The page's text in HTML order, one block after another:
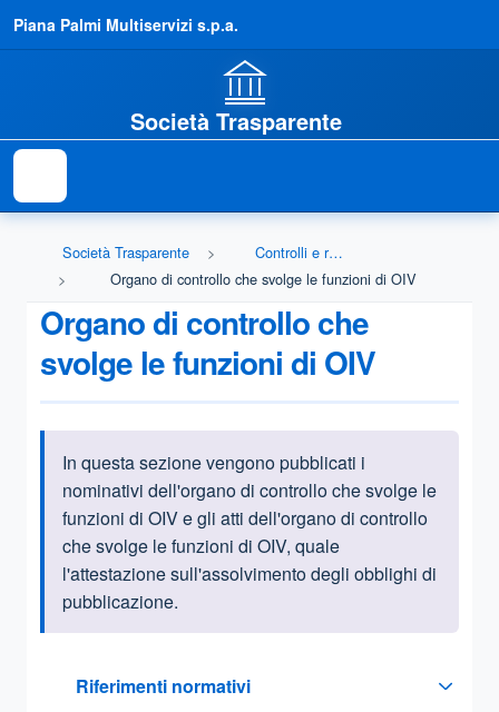
Piana Palmi Multiservizi s.p.a.
Società Trasparente
Società Trasparente
Controlli e rilievi sull'amministrazione
Organo di controllo che svolge le funzioni di OIV
Organo di controllo che
svolge le funzioni di OIV
Informazioni introduttive
In questa sezione vengono pubblicati i
nominativi dell'organo di controllo che svolge le
funzioni di OIV e gli atti dell'organo di controllo
che svolge le funzioni di OIV, quale
l'attestazione sull'assolvimento degli obblighi di
pubblicazione.
Riferimenti normativi
Sezione compressa